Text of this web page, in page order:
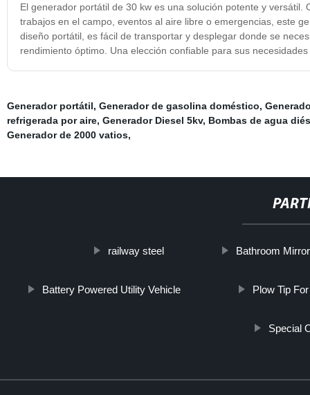
El generador portátil de 30 kw es una solución potente y
trabajos en el campo, eventos al aire libre o emergencias, este
diseño portátil, es fácil de transportar y desplegar donde se
rendimiento óptimo. Una elección confiable para sus
Generador portátil, Generador de gasolina doméstico,
refrigerada por aire, Generador Diesel 5kv, Bombas de agua
Generador de 2000 vatios,
railway steel Bathroom
Battery Powered Utility Vehicle Plow Tip
Special